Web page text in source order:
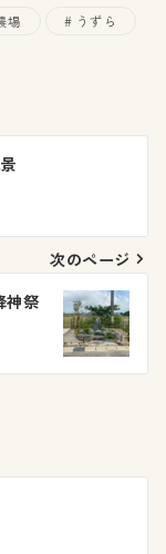
場 うずら
次のページ
神祭